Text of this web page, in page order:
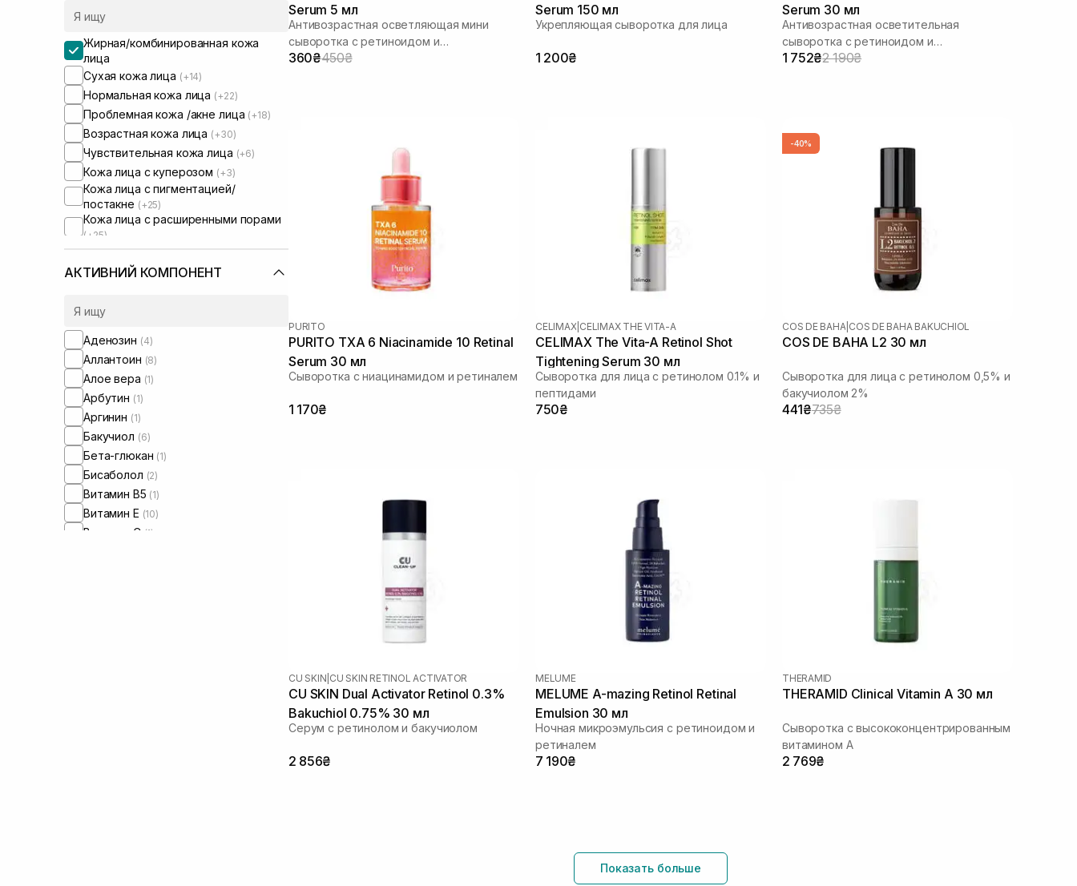
Жирная/комбинированная кожа
лица
Сухая кожа лица (+14)
Нормальная кожа лица (+22)
Проблемная кожа /акне лица (+18)
Возрастная кожа лица (+30)
Чувствительная кожа лица (+6)
Кожа лица с куперозом (+3)
Кожа лица с пигментацией/
постакне (+25)
Кожа лица с расширенными порами
(+25)
Сыворотки от постакне(+3)
АКТИВНИЙ КОМПОНЕНТ
Аденозин (4)
Аллантоин (8)
Алое вера (1)
Арбутин (1)
Аргинин (1)
Бакучиол (6)
Бета-глюкан (1)
Бисаболол (2)
Витамин B5 (1)
Витамин Е (10)
Витамин C (1)
Serum 5 мл
Антивозрастная осветляющая мини
сыворотка с ретиноидом и
транексамовой кислотой
360₴450₴
Serum 150 мл
Укрепляющая сыворотка для лица
1 200₴
Serum 30 мл
Антивозрастная осветительная
сыворотка с ретиноидом и
транексамовой кислотой
1 752₴2 190₴
PURITO
PURITO TXA 6 Niacinamide 10 Retinal
Serum 30 мл
Сыворотка с ниацинамидом и ретиналем
1 170₴
CELIMAX CELIMAX THE VITA-A
CELIMAX The Vita-A Retinol Shot
Tightening Serum 30 мл
Сыворотка для лица с ретинолом 0.1% и
пептидами
750₴
-40%
COS DE BAHA COS DE BAHA BAKUCHIOL
COS DE BAHA L2 30 мл
Сыворотка для лица с ретинолом 0,5% и
бакучиолом 2%
441₴735₴
CU SKIN CU SKIN RETINOL ACTIVATOR
CU SKIN Dual Activator Retinol 0.3%
Bakuchiol 0.75% 30 мл
Серум с ретинолом и бакучиолом
2 856₴
MELUME
MELUME A-mazing Retinol Retinal
Emulsion 30 мл
Ночная микроэмульсия с ретиноидом и
ретиналем
7 190₴
THERAMID
THERAMID Clinical Vitamin A 30 мл
Сыворотка с высококонцентрированным
витамином A
2 769₴
Показать больше